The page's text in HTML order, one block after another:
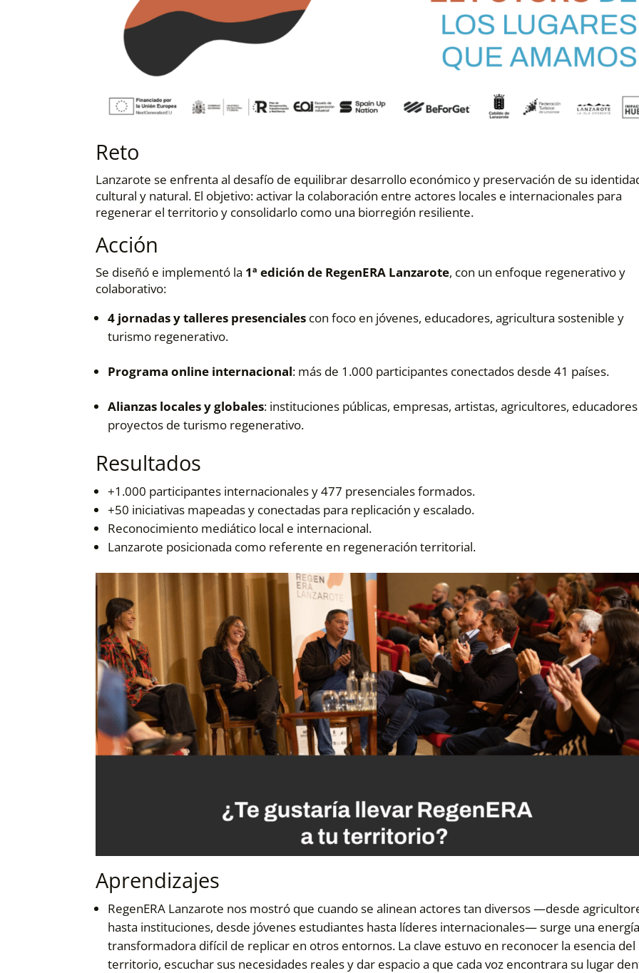
Reto
Lanzarote se enfrenta al desafío de equilibrar desarrollo económico y preservación de su
cultural y natural. El objetivo: activar la colaboración entre actores locales e internacionales para
regenerar el territorio y consolidarlo como una biorregión resiliente.
Acción
Se diseñó e implementó la 1ª edición de RegenERA Lanzarote, con un enfoque regenerativo y
colaborativo:
4 jornadas y talleres presenciales con foco en jóvenes, educadores, agricultura sostenible y
turismo regenerativo.
Programa online internacional: más de 1.000 participantes conectados desde 41 países.
Alianzas locales y globales: instituciones públicas, empresas, artistas, agricultores,
proyectos de turismo regenerativo.
Resultados
+1.000 participantes internacionales y 477 presenciales formados.
+50 iniciativas mapeadas y conectadas para replicación y escalado.
Reconocimiento mediático local e internacional.
Lanzarote posicionada como referente en regeneración territorial.
Aprendizajes
RegenERA Lanzarote nos mostró que cuando se alinean actores tan diversos —desde
hasta instituciones, desde jóvenes estudiantes hasta líderes internacionales— surge una
transformadora difícil de replicar en otros entornos. La clave estuvo en reconocer la esencia del
territorio, escuchar sus necesidades reales y dar espacio a que cada voz encontrara su lugar